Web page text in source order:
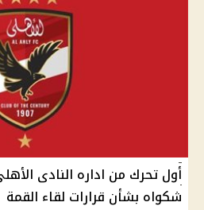
أول تحرك من اداره النادى
شكواه بشأن قرارات لقاء القمة